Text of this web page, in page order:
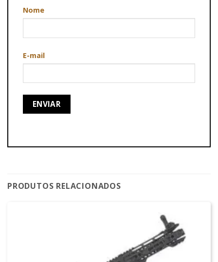
Nome
E-mail
PRODUTOS RELACIONADOS